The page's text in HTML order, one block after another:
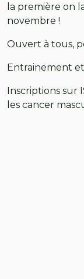
la première on
novembre !
Ouvert à tous,
Entrainement
Inscriptions sur
les cancer